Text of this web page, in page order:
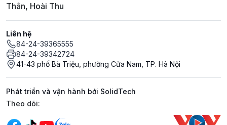
Thân, Hoài Thu
Liên hệ
84-24-39365555
84-24-39342724
41-43 phố Bà Triệu, phường Cửa Nam, TP. Hà Nội
Phát triển và vận hành bởi SolidTech
Mạng xã hội
Theo dõi: